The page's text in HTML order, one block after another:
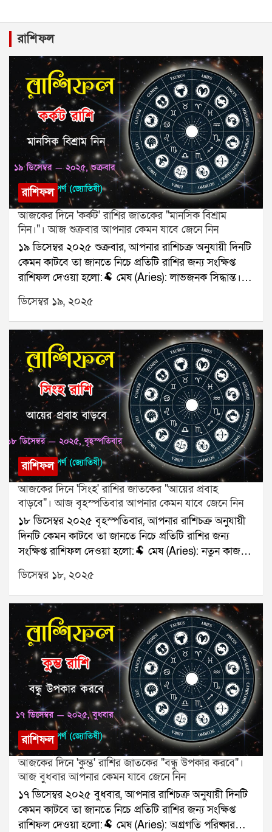
রাশিফল
রাশিফল
আজকের দিনে 'কর্কট' রাশির জাতকের "মানসিক বিশ্রাম
নিন।"। আজ শুক্রবার আপনার কেমন যাবে জেনে নিন
১৯ ডিসেম্বর ২০২৫ শুক্রবার, আপনার রাশিচক্র অনুযায়ী দিনটি
কেমন কাটবে তা জানতে নিচে প্রতিটি রাশির জন্য সংক্ষিপ্ত
রাশিফল দেওয়া হলো:🐏 মেষ (Aries): লাভজনক সিদ্ধান্ত।🐂
বৃষ (Taurus): পরিবারের মেলামেশা।👥 মিথুন (Gemini):
ব্যস্ততা বাড়বে।🦀 কর্কট (Cancer): মানসিক বিশ্রাম নিন।🦁
সিংহ (Leo): বাড়তি আয়।🌾 কন্যা (Virgo): সম্পর্ক খুশির।⚖️
তুলা (Libra): ট্রাভেল প্ল্যান স্থির।🦂 বৃশ্চিক (Scorpio): পাওনা
পাওয়া।🏹 ধনু (Sagittarius): কাজের সাফল্য।🐐 মকর
(Capricorn): কথায় সতর্কতা।🌊 কুম্ভ (Aquarius): সাহায্য
পাবেন।🐟 মীন (Pisces): কাগজপত্রে সুবিধা।যে কোনও
সমস্যার স্থায়ী সমাধানের জন্য যোগাযোগ করুনঃ শ্রী সূপর্ণ
(জ্যোতিষী)যোগাযোগঃ ৯৮৩০০৬৫২৪০, ওয়েবসাইটঃ
www.srisuparna.com
ডিসেম্বর ১৯, ২০২৫
রাশিফল
আজকের দিনে 'সিংহ' রাশির জাতকের "আয়ের প্রবাহ
বাড়বে"। আজ বৃহস্পতিবার আপনার কেমন যাবে জেনে নিন
১৮ ডিসেম্বর ২০২৫ বৃহস্পতিবার, আপনার রাশিচক্র অনুযায়ী
দিনটি কেমন কাটবে তা জানতে নিচে প্রতিটি রাশির জন্য
সংক্ষিপ্ত রাশিফল দেওয়া হলো:🐏 মেষ (Aries): নতুন কাজ
শুরু।🐂 বৃষ (Taurus): পরিবারে সুখবর।👥 মিথুন
(Gemini): মিটিং শুভ।🦀 কর্কট (Cancer): স্বাস্থ্যে নজর দিন।
🦁 সিংহ (Leo): আয়ের প্রবাহ বাড়বে।🌾 কন্যা (Virgo): প্রেম
মধুর।⚖️ তুলা (Libra): যাত্রার ভাবনা।🦂 বৃশ্চিক (Scorpio):
টাকার লেনদেন সফল।🏹 ধনু (Sagittarius): অগ্রগতি স্থির।
🐐 মকর (Capricorn): ভুল বোঝাবুঝি কমবে।🌊 কুম্ভ
(Aquarius): বন্ধুর সঙ্গে সময় কাটবে।🐟 মীন (Pisces):
নথি সংক্রান্ত কাজ সফল।যে কোনও সমস্যার স্থায়ী সমাধানের
জন্য যোগাযোগ করুনঃ শ্রী সূপর্ণ (জ্যোতিষী)যোগাযোগঃ
৯৮৩০০৬৫২৪০, ওয়েবসাইটঃ www.srisuparna.com
ডিসেম্বর ১৮, ২০২৫
রাশিফল
আজকের দিনে 'কুম্ভ' রাশির জাতকের "বন্ধু উপকার করবে"।
আজ বুধবার আপনার কেমন যাবে জেনে নিন
১৭ ডিসেম্বর ২০২৫ বুধবার, আপনার রাশিচক্র অনুযায়ী দিনটি
কেমন কাটবে তা জানতে নিচে প্রতিটি রাশির জন্য সংক্ষিপ্ত
রাশিফল দেওয়া হলো:🐏 মেষ (Aries): অগ্রগতি পরিষ্কার